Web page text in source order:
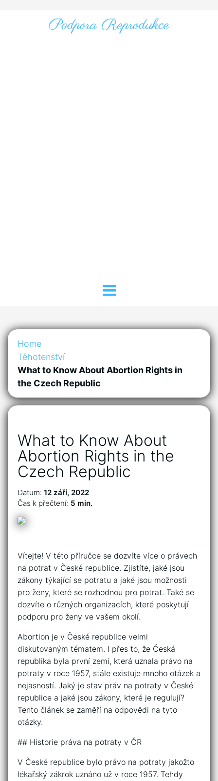
Home
Těhotenství
What to Know About Abortion Rights in
the Czech Republic
What to Know About
Abortion Rights in the
Czech Republic
Datum: 12 září, 2022
Čas k přečtení: 5 min.
Vítejte! V této příručce se dozvíte více o právech
na potrat v České republice. Zjistíte, jaké jsou
zákony týkající se potratu a jaké jsou možnosti
pro ženy, které se rozhodnou pro potrat. Také se
dozvíte o různých organizacích, které poskytují
podporu pro ženy ve vašem okolí.
Abortion je v České republice velmi
diskutovaným tématem. I přes to, že Česká
republika byla první zemí, která uznala právo na
potraty v roce 1957, stále existuje mnoho otázek a
nejasností. Jaký je stav práv na potraty v České
republice a jaké jsou zákony, které je regulují?
Tento článek se zaměří na odpovědi na tyto
otázky.
## Historie práva na potraty v ČR
V České republice bylo právo na potraty jakožto
lékařský zákrok uznáno už v roce 1957. Tehdy